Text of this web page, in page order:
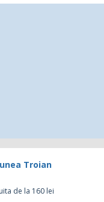
Troian
de la 160 lei